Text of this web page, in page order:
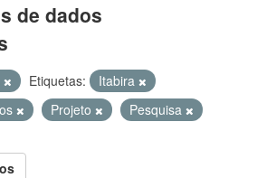
de dados
Etiquetas:
Itabira
Projeto
Pesquisa